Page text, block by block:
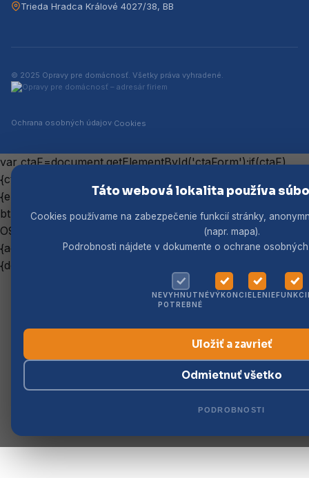
Trieda Hradca Králové 4027/38, BB
© 2025 Opravy pre domácnosť. Všetky práva vyhradené.
Ochrana osobných údajov·Cookies
Táto webová lokalita používa
Cookies používame na zabezpečenie funkcií stránky,
(napr. mapa).
Podrobnosti nájdete v dokumente o ochrane
NEVYHNUTNÉ
POTREBNÉ
VÝKONCIELENIE
Uložiť a zavrieť
Odmietnuť všetko
PODROBNOSTI
var ctaF=document.getElementById('ctaForm');if(ctaF)
{ctaF.addEventListener('submit',function(e)
{e.preventDefault();var
O9QdjxpYERsNi8P36MLz',
{action:'contact'}).then(function(token)